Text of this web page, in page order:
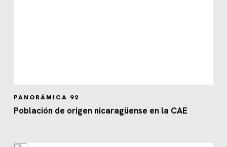
PANORÁMICA 92
Población de origen nicaragüense en la CAE